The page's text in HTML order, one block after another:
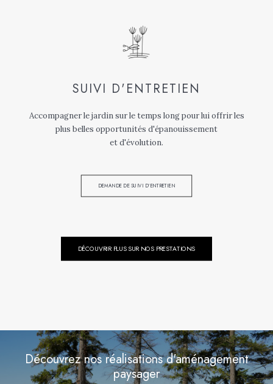
SUIVI D'ENTRETIEN
Accompagner le jardin sur le temps long pour lui offrir les
plus belles opportunités d'épanouissement
et d'évolution.
DEMANDE DE SUIVI D'ENTRETIEN
DÉCOUVRIR PLUS SUR NOS PRESTATIONS
Découvrez nos réalisations d'aménagement
paysager